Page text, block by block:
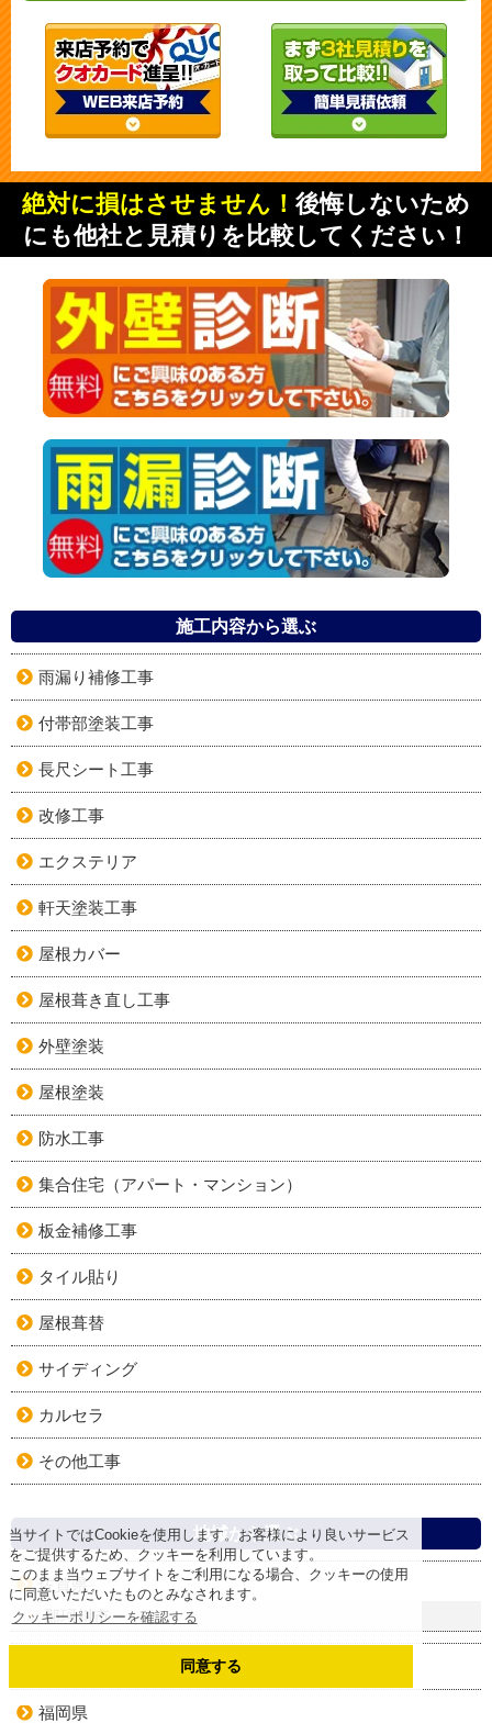
当サイトではCookieを使用します。お客様により良いサービス
をご提供するため、クッキーを利用しています。
このまま当ウェブサイトをご利用になる場合、クッキーの使用
に同意いただいたものとみなされます。
クッキーポリシーを確認する
同意する
絶対に損はさせません！ 後悔しないため
にも他社と見積りを比較してください！
施工内容から選ぶ
雨漏り補修工事
付帯部塗装工事
長尺シート工事
改修工事
エクステリア
軒天塗装工事
屋根カバー
屋根葺き直し工事
外壁塗装
屋根塗装
防水工事
集合住宅（アパート・マンション）
板金補修工事
タイル貼り
屋根葺替
サイディング
カルセラ
その他工事
地域から選ぶ
佐賀県
那珂川市
福岡県